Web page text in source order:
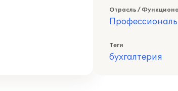
Отрасль /
Теги
бухгалтерия